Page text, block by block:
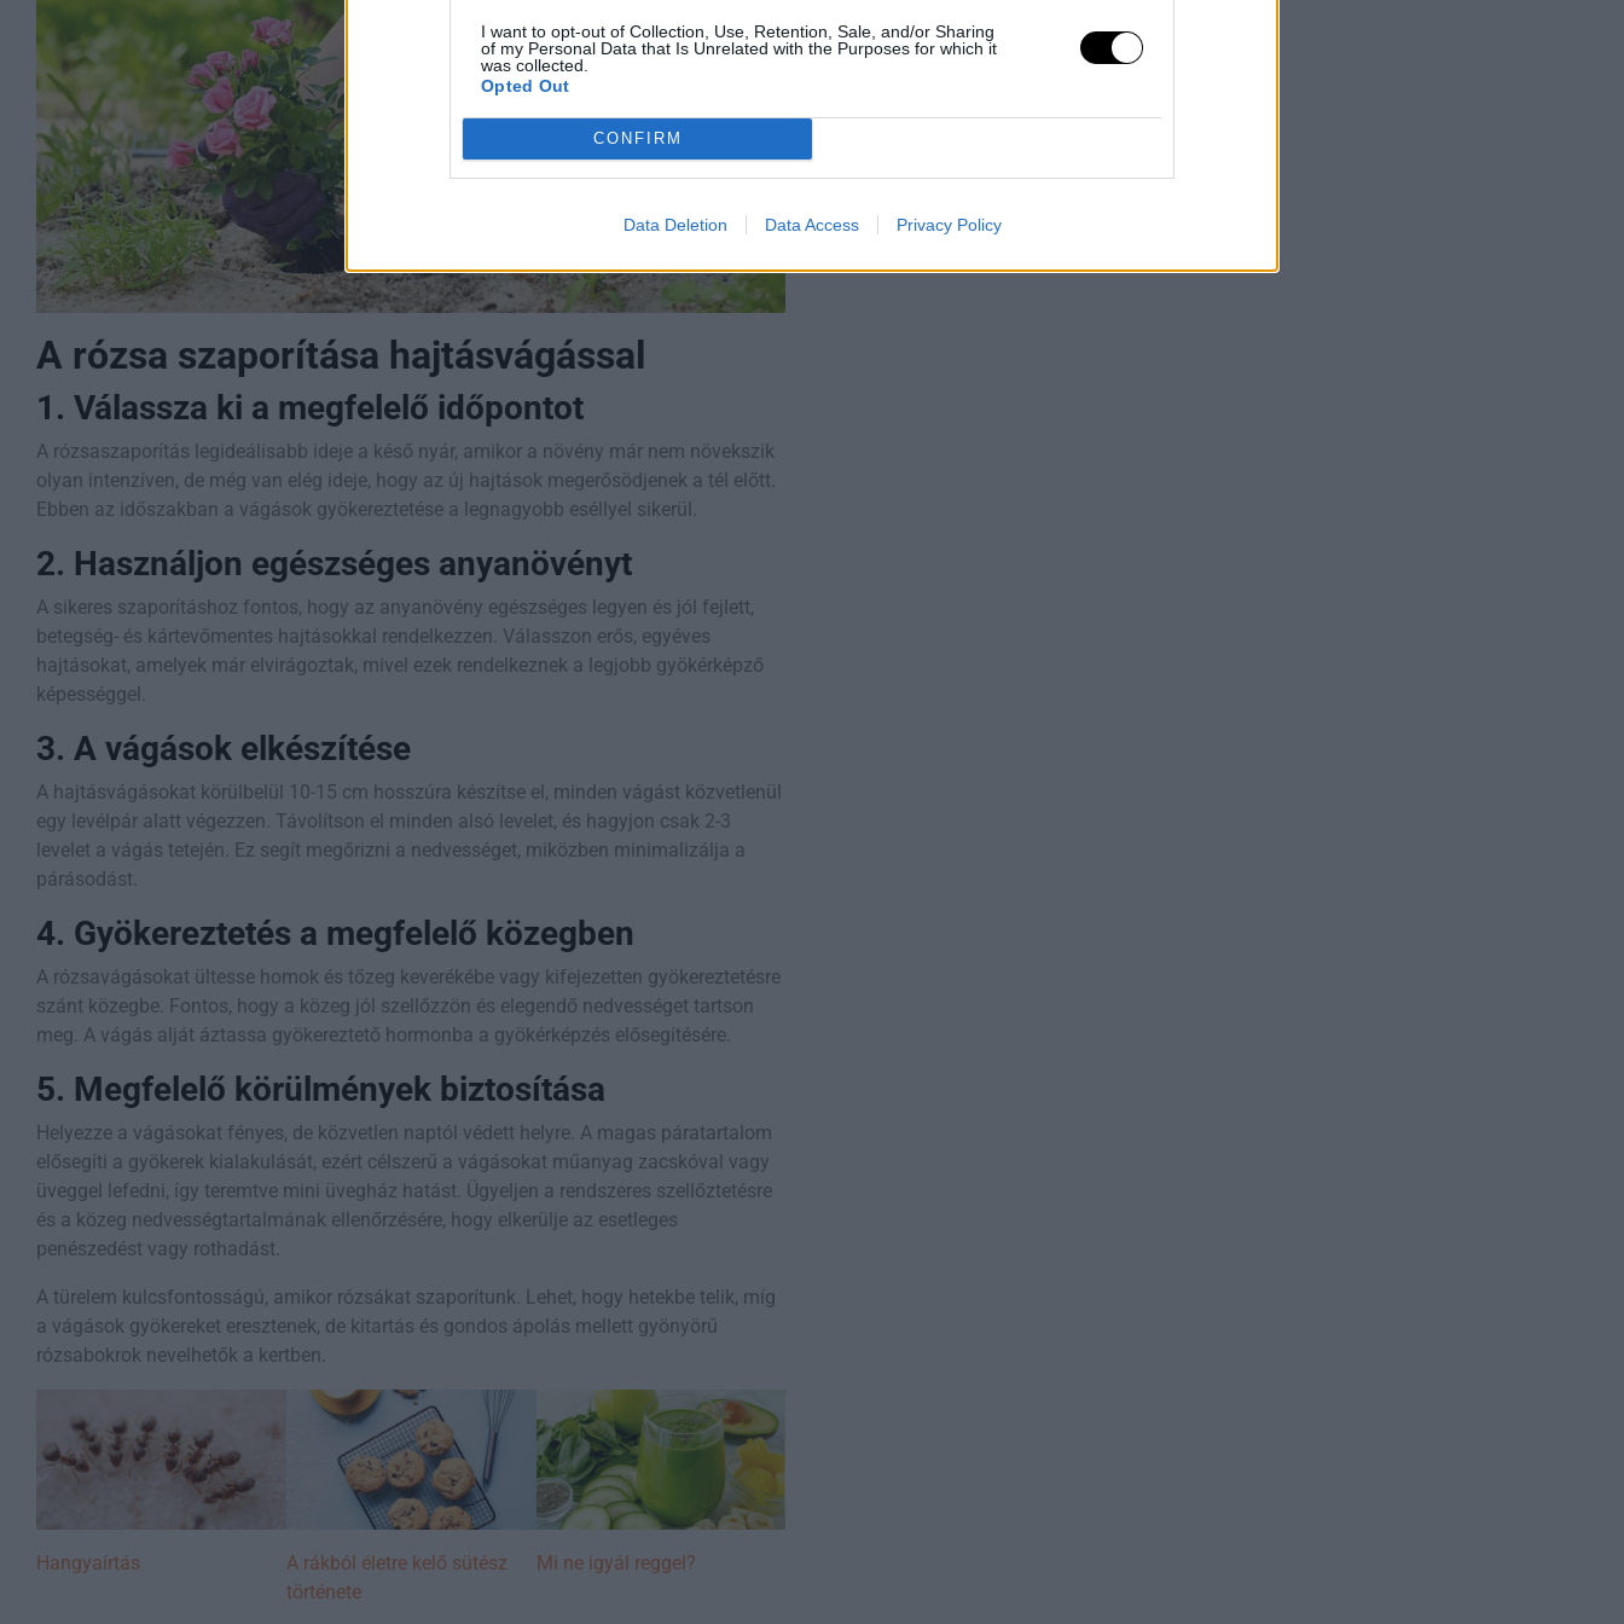
I want to opt-out of Collection, Use, Retention, Sale, and/or Sharing
of my Personal Data that Is Unrelated with the Purposes for which it
was collected.
Opted Out
CONFIRM
Data Deletion Data Access Privacy Policy
A rózsa szaporítása hajtásvágással
1. Válassza ki a megfelelő időpontot
A rózsaszaporítás legideálisabb ideje a késő nyár, amikor a növény már nem növekszik
olyan intenzíven, de még van elég ideje, hogy az új hajtások megerősödjenek a tél előtt.
Ebben az időszakban a vágások gyökereztetése a legnagyobb eséllyel sikerül.
2. Használjon egészséges anyanövényt
A sikeres szaporításhoz fontos, hogy az anyanövény egészséges legyen és jól fejlett,
betegség- és kártevőmentes hajtásokkal rendelkezzen. Válasszon erős, egyéves
hajtásokat, amelyek már elvirágoztak, mivel ezek rendelkeznek a legjobb gyökérképző
képességgel.
3. A vágások elkészítése
A hajtásvágásokat körülbelül 10-15 cm hosszúra készítse el, minden vágást közvetlenül
egy levélpár alatt végezzen. Távolítson el minden alsó levelet, és hagyjon csak 2-3
levelet a vágás tetején. Ez segít megőrizni a nedvességet, miközben minimalizálja a
párásodást.
4. Gyökereztetés a megfelelő közegben
A rózsavágásokat ültesse homok és tőzeg keverékébe vagy kifejezetten gyökereztetésre
szánt közegbe. Fontos, hogy a közeg jól szellőzzön és elegendő nedvességet tartson
meg. A vágás alját áztassa gyökereztető hormonba a gyökérképzés elősegítésére.
5. Megfelelő körülmények biztosítása
Helyezze a vágásokat fényes, de közvetlen naptól védett helyre. A magas páratartalom
elősegíti a gyökerek kialakulását, ezért célszerű a vágásokat műanyag zacskóval vagy
üveggel lefedni, így teremtve mini üvegház hatást. Ügyeljen a rendszeres szellőztetésre
és a közeg nedvességtartalmának ellenőrzésére, hogy elkerülje az esetleges
penészedést vagy rothadást.
A türelem kulcsfontosságú, amikor rózsákat szaporítunk. Lehet, hogy hetekbe telik, míg
a vágások gyökereket eresztenek, de kitartás és gondos ápolás mellett gyönyörű
rózsabokrok nevelhetők a kertben.
Hangyaírtás
A rákból életre kelő sütész
története
Mi ne igyál reggel?